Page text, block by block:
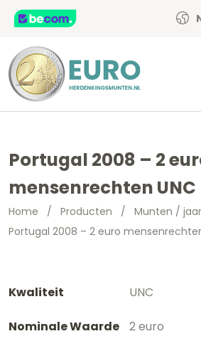
Portugal 2008 – 2
mensenrechten UNC
Home / Producten / Munten / jaar
Portugal 2008 – 2 euro
Kwaliteit UNC
Nominale Waarde 2 euro